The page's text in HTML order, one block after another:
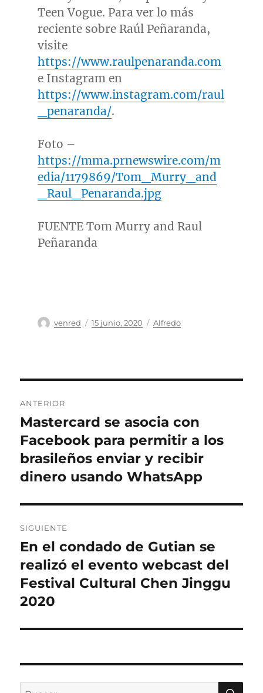
Teen Vogue. Para ver lo más
reciente sobre Raúl Peñaranda,
visite
https://www.raulpenaranda.com
e Instagram en
https://www.instagram.com/raul
_penaranda/.
Foto –
https://mma.prnewswire.com/m
edia/1179869/Tom_Murry_and
_Raul_Penaranda.jpg
FUENTE Tom Murry and Raul
Peñaranda
Autor
venred
Publicado
15 junio, 2020 Categorías
Alfredo
de
entradas
ANTERIOR
Entrada
anterior:
Mastercard se asocia con
Facebook para permitir a los
brasileños enviar y recibir
dinero usando WhatsApp
SIGUIENTE
Entrada
siguiente:
En el condado de Gutian se
realizó el evento webcast del
Festival Cultural Chen Jinggu
2020
Buscar